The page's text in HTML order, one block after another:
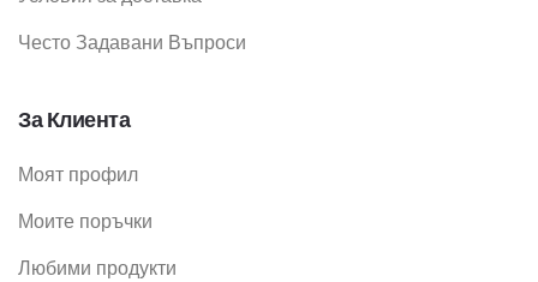
Често Задавани Въпроси
За Клиента
Моят профил
Моите поръчки
Любими продукти